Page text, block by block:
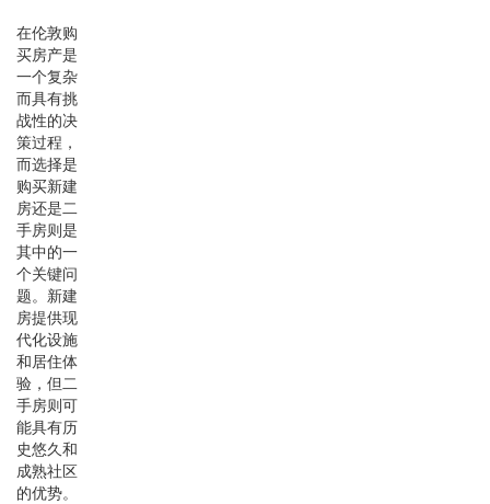
在伦敦购
买房产是
一个复杂
而具有挑
战性的决
策过程，
而选择是
购买新建
房还是二
手房则是
其中的一
个关键问
题。新建
房提供现
代化设施
和居住体
验，但二
手房则可
能具有历
史悠久和
成熟社区
的优势。